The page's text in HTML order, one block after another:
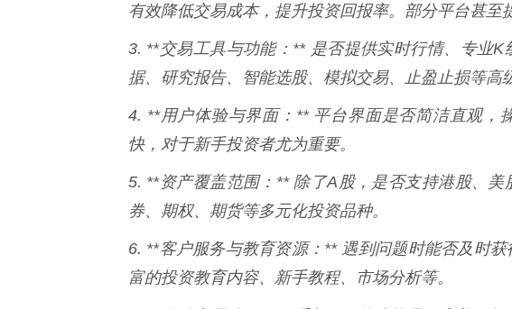
有效降低交易成本，提升投资回报率。部分平台甚至
3. **交易工具与功能：** 是否提供实时行情、专业
据、研究报告、智能选股、模拟交易、止盈止损等高
4. **用户体验与界面：** 平台界面是否简洁直观，
快，对于新手投资者尤为重要。
5. **资产覆盖范围：** 除了A股，是否支持港股、
券、期权、期货等多元化投资品种。
6. **客户服务与教育资源：** 遇到问题时能否及时
富的投资教育内容、新手教程、市场分析等。